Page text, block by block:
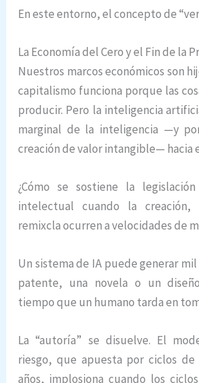
En este entorno, el concepto de
La Economía del Cero y el Fin de la
Nuestros marcos económicos son
capitalismo funciona porque las
producir. Pero la inteligencia
marginal de la inteligencia —y
creación de valor intangible— hacia
¿Cómo se sostiene la
intelectual cuando la
remixcla ocurren a velocidades de
Un sistema de IA puede generar
patente, una novela o un
tiempo que un humano tarda en
La “autoría” se disuelve. El
riesgo, que apuesta por ciclos
años, implosiona cuando los